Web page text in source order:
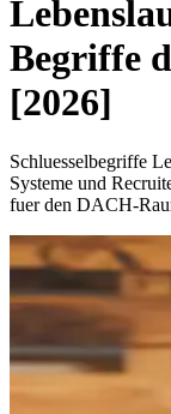
Begriffe
[2026]
Schluesselbegriffe
Systeme und
fuer den DACH-